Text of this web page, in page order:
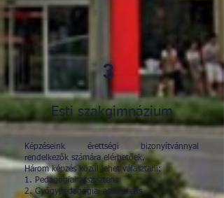
3
Esti szakgimnázium
Képzéseink érettségi bizonyítvánnyal
rendelkezők számára elérhetőek.
Három képzés közül lehet választani:
1. Pedagógiai asszisztens
2. Gyógypedagógiai asszisztens